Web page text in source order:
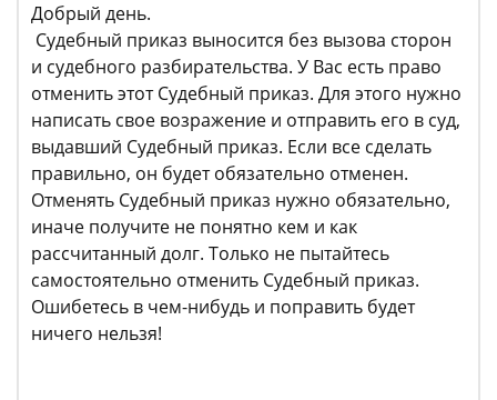
Добрый день.
Судебный приказ выносится без вызова сторон
и судебного разбирательства. У Вас есть право
отменить этот Судебный приказ. Для этого нужно
написать свое возражение и отправить его в суд,
выдавший Судебный приказ. Если все сделать
правильно, он будет обязательно отменен.
Отменять Судебный приказ нужно обязательно,
иначе получите не понятно кем и как
рассчитанный долг. Только не пытайтесь
самостоятельно отменить Судебный приказ.
Ошибетесь в чем-нибудь и поправить будет
ничего нельзя!